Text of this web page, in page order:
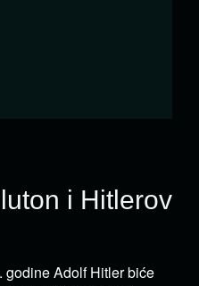
i Hitlerov
Adolf Hitler biće